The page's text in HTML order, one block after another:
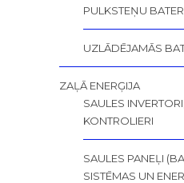
PULKSTEŅU
UZLĀDĒJAMĀS
ZAĻĀ ENERĢIJA
SAULES
KONTROLIERI
SAULES PANEĻI
SISTĒMAS UN